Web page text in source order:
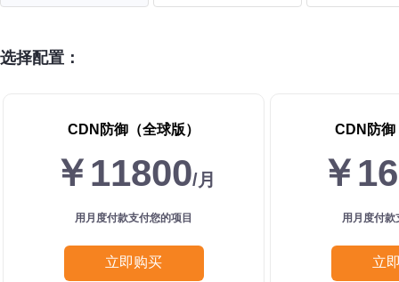
选择配置：
CDN防御（全球版）
￥11800/月
用月度付款支付您的项目
立即购买
CDN防御
￥
用月度付款
立